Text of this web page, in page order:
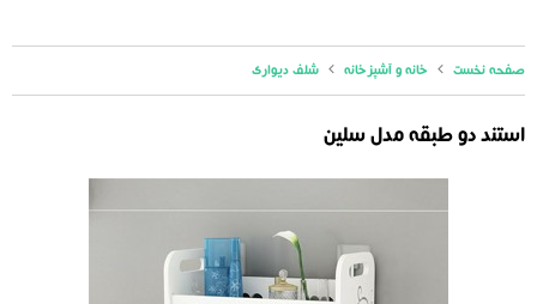
صفحه نخست خانه و آشپزخانه شلف دیواری
استند دو طبقه مدل سلین